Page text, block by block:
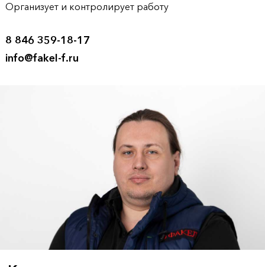
Организует и контролирует работу
8 846 359-18-17
info@fakel-f.ru